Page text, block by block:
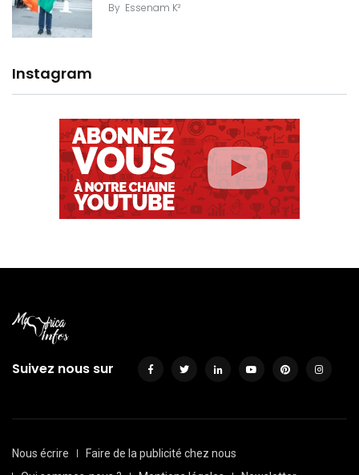
By Essenam K²
Instagram
Suivez nous sur
Nous écrire
Faire de la publicité chez nous